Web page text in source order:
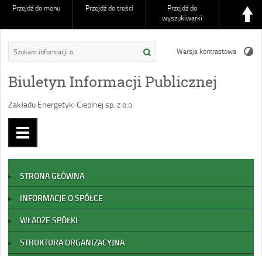
Przejdź do menu Przejdź do treści
Przejdź do
wyszukiwarki
Biuletyn Informacji Publicznej
Zakładu Energetyki Cieplnej sp. z o.o.
Wersja kontrastowa
STRONA GŁÓWNA
INFORMACJE O SPÓŁCE
WŁADZE SPÓŁKI
STRUKTURA ORGANIZACYJNA